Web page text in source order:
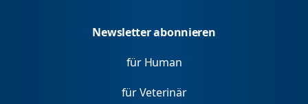
Newsletter abonnieren
für Human
für Veterinär